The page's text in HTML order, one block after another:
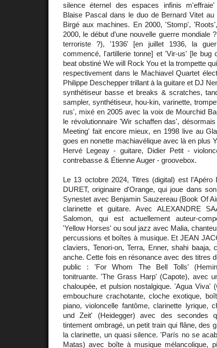
silence éternel des espaces infinis
Blaise Pascal dans le duo de Bernard Vitet
Birgé aux machines. En 2000, 'Stomp',
2000, le début d’une nouvelle guerre mondiale
terroriste ?), '1936' [en juillet 1936, la
commencé, l'artillerie tonne] et 'Vir-us' [le bug
beat obstiné We will Rock You et la trompette
respectivement dans le Machiavel Quartet
Philippe Deschepper trillant à la guitare et DJ
synthétiseur basse et breaks & scratches,
sampler, synthétiseur, hou-kin, varinette,
rus', mixé en 2005 avec la voix de Mourchid
le révolutionnaire 'Wir schaffen das',
Meeting' fait encore mieux, en 1998 live au
goes en nonette machiavélique avec là en plus
Hervé Legeay - guitare, Didier Petit -
contrebasse & Étienne Auger - groovebox.
Le 13 octobre 2024, Titres (digital) est
DURET, originaire d'Orange, qui joue dans
Synestet avec Benjamin Sauzereau (Book Of
clarinette et guitare. Avec ALEXANDRE
Salomon, qui est actuellement auteur-
'Yellow Horses' ou soul jazz avec Malia,
percussions et boîtes à musique. Et JEAN
claviers, Tenori-on, Terra, Enner, shahi baaja,
anche. Cette fois en résonance avec des titres
public : 'For Whom The Bell Tolls'
tonitruante. 'The Grass Harp' (Capote), avec
chaloupée, et pulsion nostalgique. 'Agua Viva'
embouchure crachotante, cloche exotique,
piano, violoncelle fantôme, clarinette lyrique,
und Zeit' (Heidegger) avec des secondes
tintement ombragé, un petit train qui flâne, des
la clarinette, un quasi silence. 'París no se
Matas) avec boîte à musique mélancolique,